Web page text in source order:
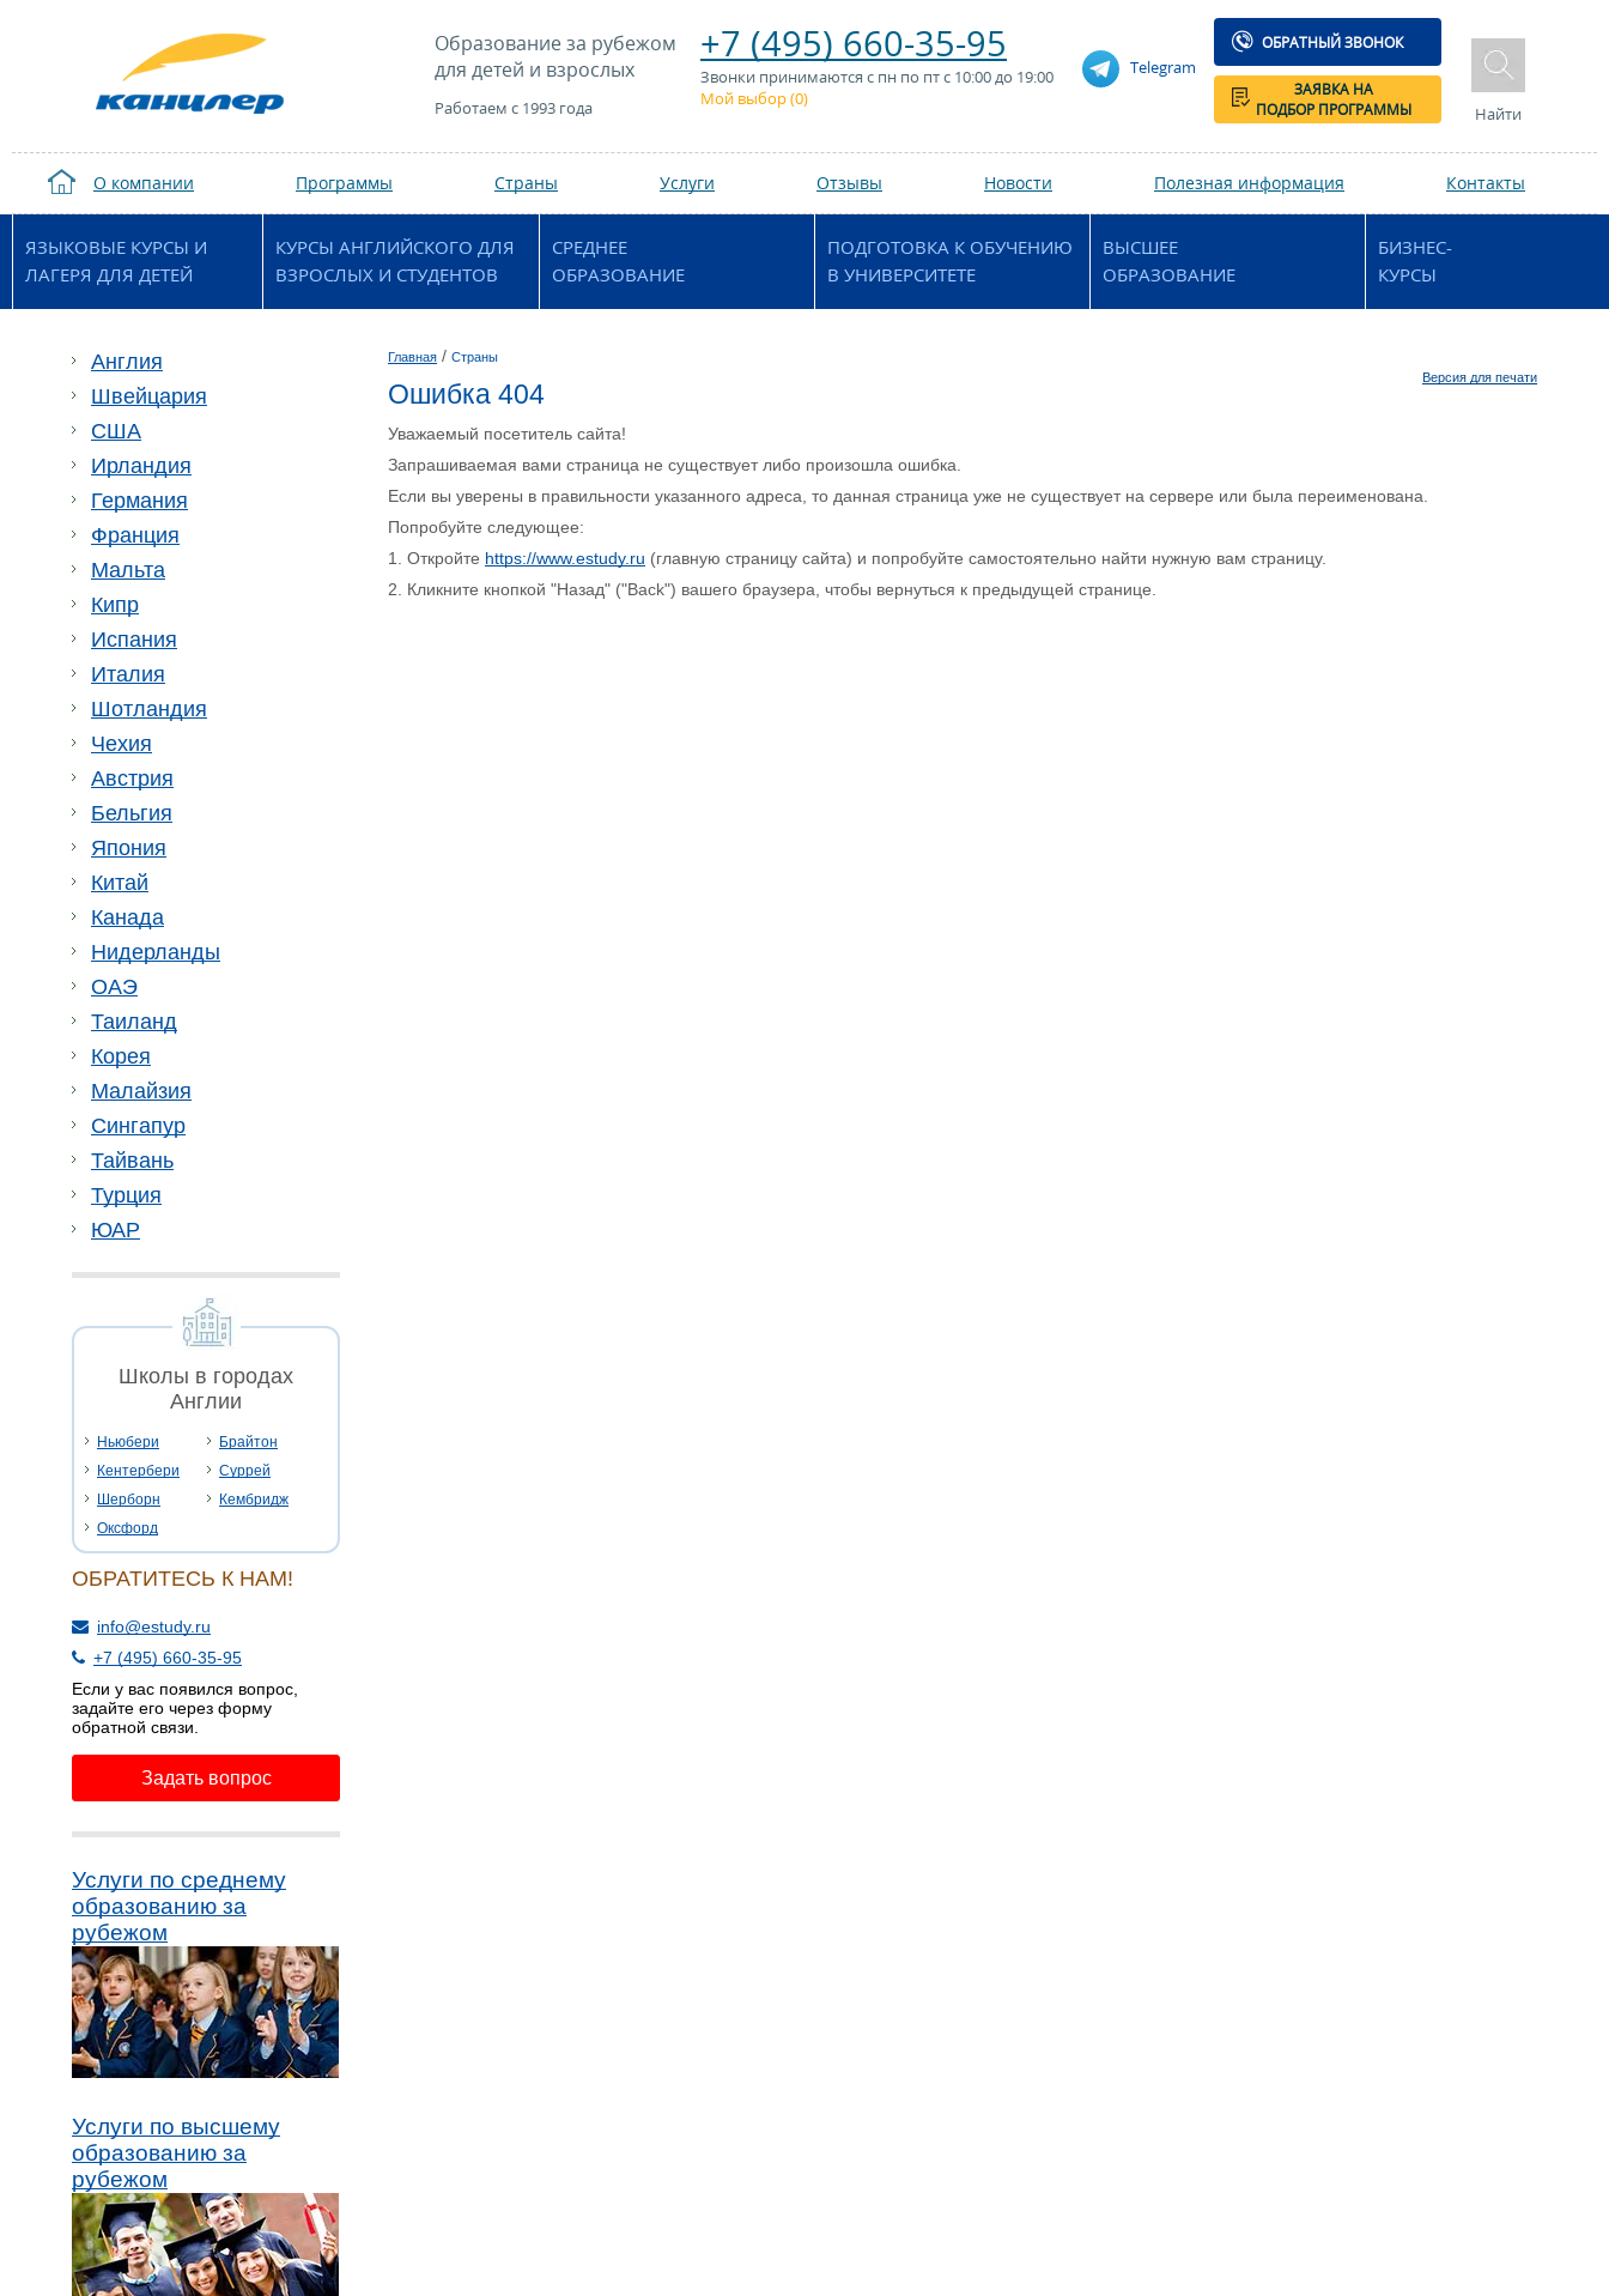
Образование за рубежом
для детей и взрослых
Работаем с 1993 года
+7 (495) 660-35-95
Звонки принимаются с пн по пт с 10:00 до 19:00
Мой выбор (0)
Telegram
ОБРАТНЫЙ ЗВОНОК
ЗАЯВКА НА
ПОДБОР ПРОГРАММЫ
Найти
О компании Программы Страны Услуги Отзывы Новости Полезная информация Контакты
ЯЗЫКОВЫЕ КУРСЫ И
ЛАГЕРЯ ДЛЯ ДЕТЕЙ
КУРСЫ АНГЛИЙСКОГО ДЛЯ
ВЗРОСЛЫХ И СТУДЕНТОВ
СРЕДНЕЕ
ОБРАЗОВАНИЕ
ПОДГОТОВКА К ОБУЧЕНИЮ
В УНИВЕРСИТЕТЕ
ВЫСШЕЕ
ОБРАЗОВАНИЕ
БИЗНЕС-
КУРСЫ
Англия
Швейцария
США
Ирландия
Германия
Франция
Мальта
Кипр
Испания
Италия
Шотландия
Чехия
Австрия
Бельгия
Япония
Китай
Канада
Нидерланды
ОАЭ
Таиланд
Корея
Малайзия
Сингапур
Тайвань
Турция
ЮАР
Школы в городах
Англии
Ньюбери
Брайтон
Кентербери
Суррей
Шерборн
Кембридж
Оксфорд
ОБРАТИТЕСЬ К НАМ!
info@estudy.ru
+7 (495) 660-35-95
Если у вас появился вопрос,
задайте его через форму
обратной связи.
Задать вопрос
Услуги по среднему
образованию за
рубежом
Услуги по высшему
образованию за
рубежом
Главная / Страны
Версия для печати
Ошибка 404
Уважаемый посетитель сайта!
Запрашиваемая вами страница не существует либо произошла ошибка.
Если вы уверены в правильности указанного адреса, то данная страница уже не существует на сервере или была переименована.
Попробуйте следующее:
1. Откройте https://www.estudy.ru (главную страницу сайта) и попробуйте самостоятельно найти нужную вам страницу.
2. Кликните кнопкой "Назад" ("Back") вашего браузера, чтобы вернуться к предыдущей странице.
+7 (495) 660-35-95